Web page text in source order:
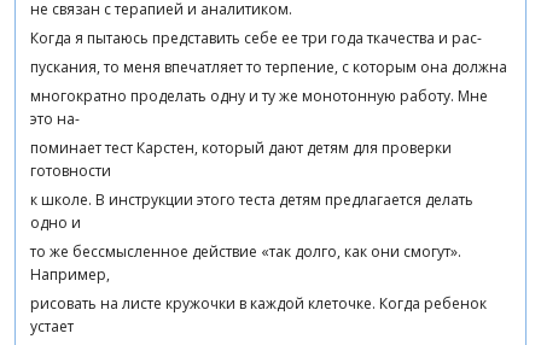
не связан с терапией и аналитиком.
Когда я пытаюсь представить себе ее три года ткачества и рас-
пускания, то меня впечатляет то терпение, с которым она должна
многократно проделать одну и ту же монотонную работу. Мне
это на-
поминает тест Карстен, который дают детям для проверки
готовности
к школе. В инструкции этого теста детям предлагается делать
одно и
то же бессмысленное действие «так долго, как они смогут».
Например,
рисовать на листе кружочки в каждой клеточке. Когда ребенок
устает